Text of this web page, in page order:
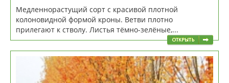
Медленнорастущий сорт с красивой плотной
колоновидной формой кроны. Ветви плотно
прилегают к стволу. Листья тёмно-зелёные,...